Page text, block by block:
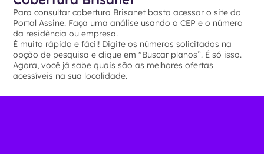
Para consultar cobertura Brisanet basta acessar o site do
Portal Assine. Faça uma análise usando o CEP e o número
da residência ou empresa.
É muito rápido e fácil! Digite os números solicitados na
opção de pesquisa e clique em "Buscar planos”. É só isso.
Agora, você já sabe quais são as melhores ofertas
acessíveis na sua localidade.